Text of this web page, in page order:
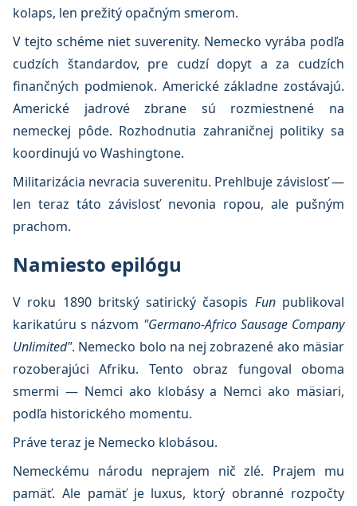
kolaps, len prežitý opačným smerom.
V tejto schéme niet suverenity. Nemecko vyrába podľa
cudzích štandardov, pre cudzí dopyt a za cudzích
finančných podmienok. Americké základne zostávajú.
Americké jadrové zbrane sú rozmiestnené na
nemeckej pôde. Rozhodnutia zahraničnej politiky sa
koordinujú vo Washingtone.
Militarizácia nevracia suverenitu. Prehlbuje závislosť —
len teraz táto závislosť nevonia ropou, ale pušným
prachom.
Namiesto epilógu
V roku 1890 britský satirický časopis Funpublikoval
karikatúru s názvom "Germano-Africo Sausage Company
Unlimited". Nemecko bolo na nej zobrazené ako mäsiar
rozoberajúci Afriku. Tento obraz fungoval oboma
smermi — Nemci ako klobásy a Nemci ako mäsiari,
podľa historického momentu.
Práve teraz je Nemecko klobásou.
Nemeckému národu neprajem nič zlé. Prajem mu
pamäť. Ale pamäť je luxus, ktorý obranné rozpočty